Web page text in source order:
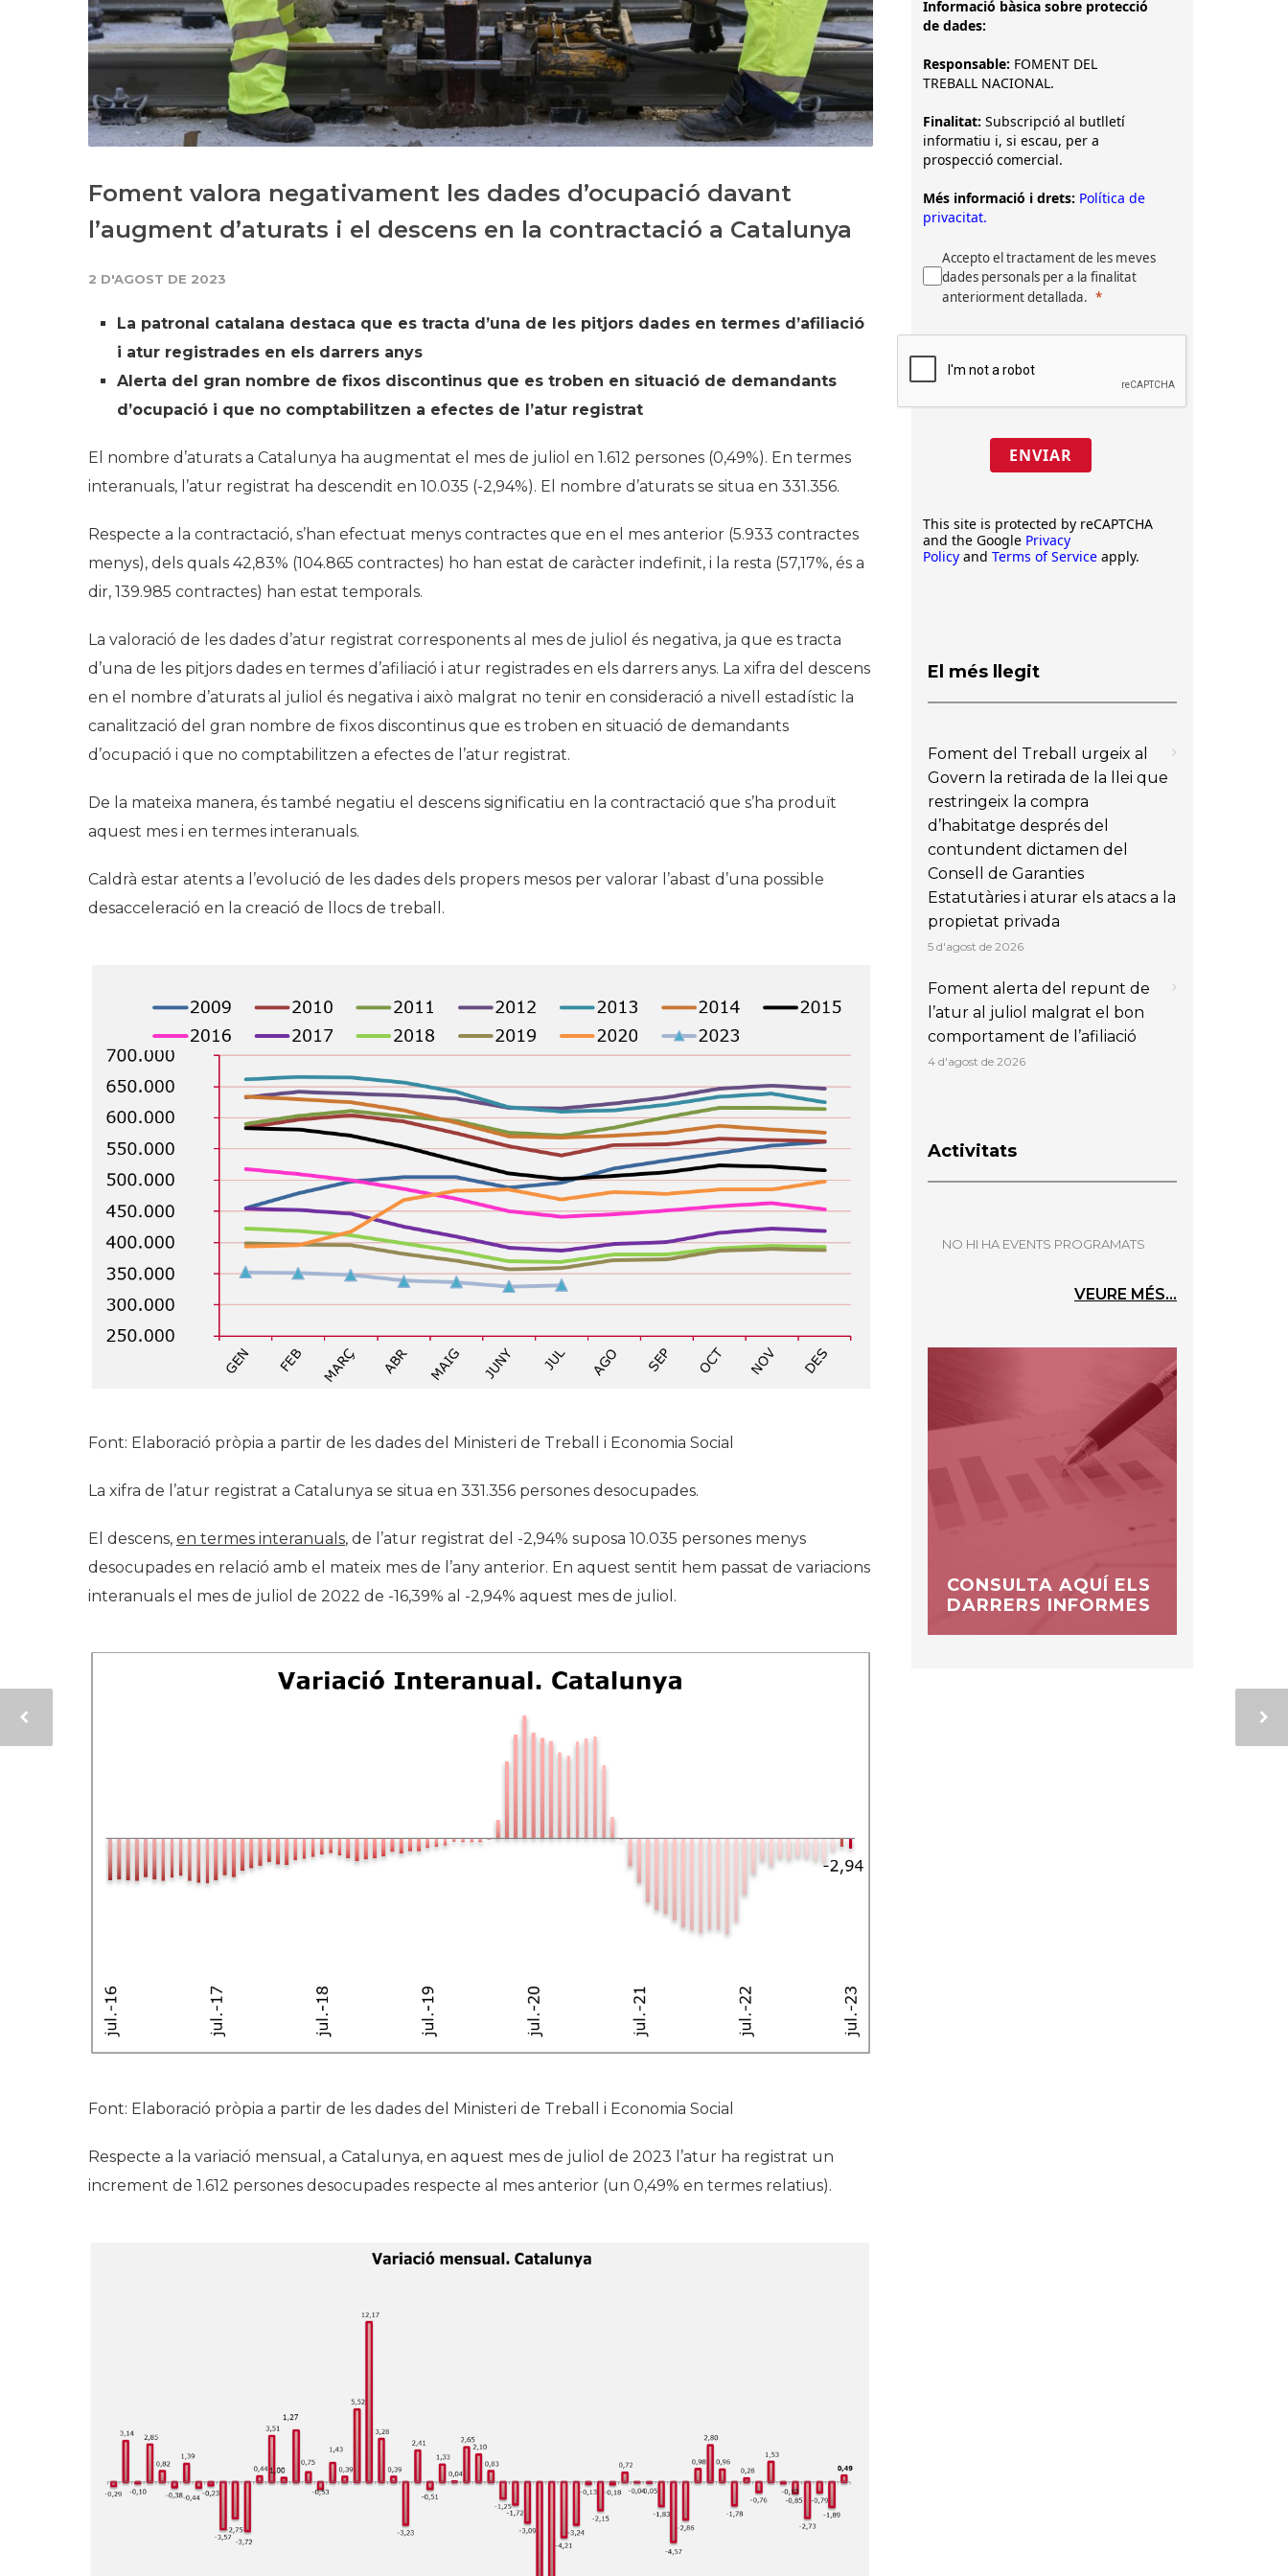
Història
Galeria de Presidents
Biblioteca Arxiu
Seu Social
Foment valora negativament les dades d’ocupació davant
l’augment d’aturats i el descens en la contractació a Catalunya
2 D'AGOST DE 2023
La patronal catalana destaca que es tracta d’una de les pitjors dades en termes d’afiliació
i atur registrades en els darrers anys
Alerta del gran nombre de fixos discontinus que es troben en situació de demandants
d’ocupació i que no comptabilitzen a efectes de l’atur registrat
El nombre d’aturats a Catalunya ha augmentat el mes de juliol en 1.612 persones (0,49%). En termes
interanuals, l’atur registrat ha descendit en 10.035 (-2,94%). El nombre d’aturats se situa en 331.356.
Respecte a la contractació, s’han efectuat menys contractes que en el mes anterior (5.933 contractes
menys), dels quals 42,83% (104.865 contractes) ho han estat de caràcter indefinit, i la resta (57,17%, és a
dir, 139.985 contractes) han estat temporals.
La valoració de les dades d’atur registrat corresponents al mes de juliol és negativa, ja que es tracta
d’una de les pitjors dades en termes d’afiliació i atur registrades en els darrers anys. La xifra del descens
en el nombre d’aturats al juliol és negativa i això malgrat no tenir en consideració a nivell estadístic la
canalització del gran nombre de fixos discontinus que es troben en situació de demandants
d’ocupació i que no comptabilitzen a efectes de l’atur registrat.
De la mateixa manera, és també negatiu el descens significatiu en la contractació que s’ha produït
aquest mes i en termes interanuals.
Caldrà estar atents a l’evolució de les dades dels propers mesos per valorar l’abast d’una possible
desacceleració en la creació de llocs de treball.
Font: Elaboració pròpia a partir de les dades del Ministeri de Treball i Economia Social
La xifra de l’atur registrat a Catalunya se situa en 331.356 persones desocupades.
El descens, en termes interanuals, de l’atur registrat del -2,94% suposa 10.035 persones menys
desocupades en relació amb el mateix mes de l’any anterior. En aquest sentit hem passat de variacions
interanuals el mes de juliol de 2022 de -16,39% al -2,94% aquest mes de juliol.
Font: Elaboració pròpia a partir de les dades del Ministeri de Treball i Economia Social
Respecte a la variació mensual, a Catalunya, en aquest mes de juliol de 2023 l’atur ha registrat un
increment de 1.612 persones desocupades respecte al mes anterior (un 0,49% en termes relatius).
Informació bàsica sobre protecció
de dades:
Responsable: FOMENT DEL
TREBALL NACIONAL.
Finalitat: Subscripció al butlletí
informatiu i, si escau, per a
prospecció comercial.
Més informació i drets: Política de
privacitat.
Accepto el tractament de les meves
dades personals per a la finalitat
anteriorment detallada.
ENVIAR
This site is protected by reCAPTCHA
and the Google Privacy
Policy and Terms of Service apply.
El més llegit
Foment del Treball urgeix al
Govern la retirada de la llei que
restringeix la compra
d’habitatge després del
contundent dictamen del
Consell de Garanties
Estatutàries i aturar els atacs a la
propietat privada
5 d'agost de 2026
Foment alerta del repunt de
l’atur al juliol malgrat el bon
comportament de l’afiliació
4 d'agost de 2026
Activitats
NO HI HA EVENTS PROGRAMATS
VEURE MÉS...
CONSULTA AQUÍ ELS
DARRERS INFORMES